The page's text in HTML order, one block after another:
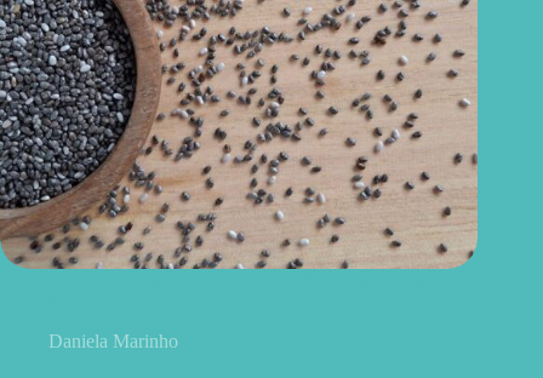
Daniela Marinho